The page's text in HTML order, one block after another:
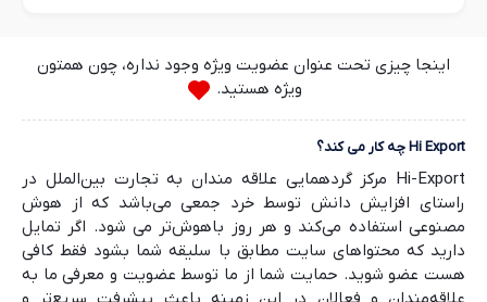
اینجا چیزی تحت عنوان عضویت ویژه وجود نداره، چون همتون
ویژه هستید.
Hi Export چه کار می کند؟
Hi-Export مرکز گردهمایی علاقه مندان به تجارت بین‌الملل در
راستای افزایش دانش توسط خرد جمعی می‌باشد که از هوش
مصنوعی استفاده می‌کند و هر روز باهوش‌تر می شود. اگر تمایل
دارید که محتواهای سایت مطابق با سلیقه شما بشود فقط کافی
هست عضو شوید. حمایت شما از ما توسط عضویت و معرفی ما به